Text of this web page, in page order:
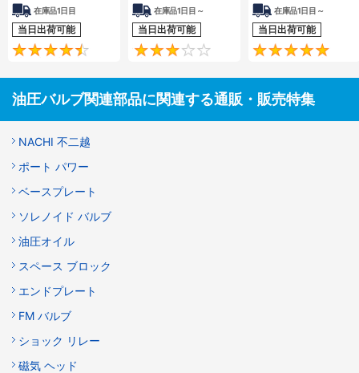
在庫品1日目
当日出荷可能
4.5
在庫品1日目～
当日出荷可能
3
在庫品1日目～
当日出荷可能
油圧バルブ関連部品に関連する通販・販売特集
NACHI 不二越
ポート パワー
ベースプレート
ソレノイド バルブ
油圧オイル
スペース ブロック
エンドプレート
FM バルブ
ショック リレー
磁気 ヘッド